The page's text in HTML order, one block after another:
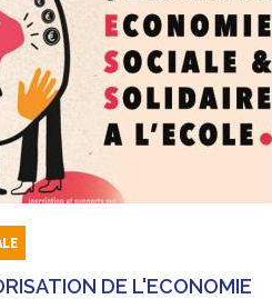
DE L'ECONOMIE